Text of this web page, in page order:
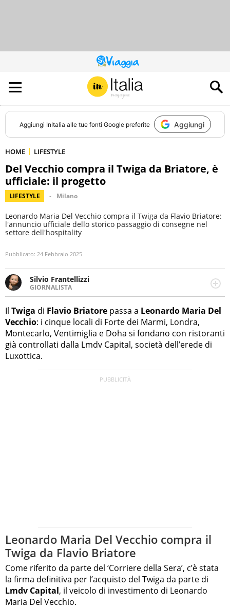
QUESTO
SITO
CONTRIBUISCE
ALL’AUDIENCE
DI
Aggiungi InItalia alle tue fonti Google preferite Aggiungi
HOME LIFESTYLE
Del Vecchio compra il Twiga da Briatore, è
ufficiale: il progetto
LIFESTYLE Milano
Leonardo Maria Del Vecchio compra il Twiga da Flavio Briatore:
l'annuncio ufficiale dello storico passaggio di consegne nel
settore dell'hospitality
Pubblicato: 24 Febbraio 2025
Silvio Frantellizzi
GIORNALISTA
Giornalista pubblicista. Da oltre dieci anni si occupa di
informazione sul web, scrivendo di sport, attualità,
cronaca, motori, spettacolo e videogame.
Il Twiga di Flavio Briatore passa a Leonardo Maria Del
Vecchio: i cinque locali di Forte dei Marmi, Londra,
Montecarlo, Ventimiglia e Doha si fondano con ristoranti
già controllati dalla Lmdv Capital, società dell’erede di
Luxottica.
Leonardo Maria Del Vecchio compra il
Twiga da Flavio Briatore
Come riferito da parte del ‘Corriere della Sera’, c’è stata
la firma definitiva per l’acquisto del Twiga da parte di
Lmdv Capital, il veicolo di investimento di Leonardo
Maria Del Vecchio.